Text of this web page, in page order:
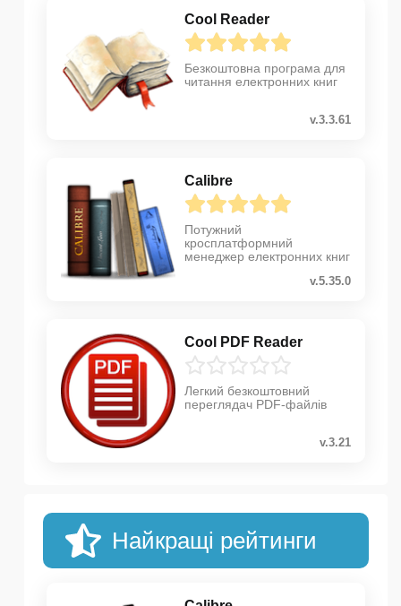
Cool Reader
Безкоштовна програма для
читання електронних книг
v.3.3.61
Calibre
Потужний
кросплатформний
менеджер електронних книг
v.5.35.0
Cool PDF Reader
Легкий безкоштовний
переглядач PDF-файлів
v.3.21
Найкращі рейтинги